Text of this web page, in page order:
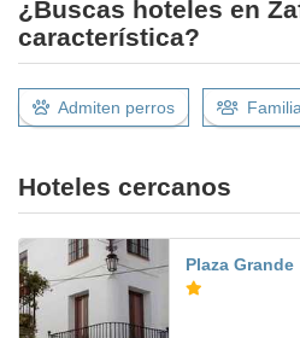
¿Buscas hoteles en
característica?
Admiten perros
Hoteles cercanos
Plaza Grande